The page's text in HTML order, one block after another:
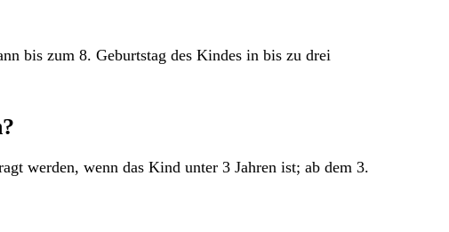
bis zum 8. Geburtstag des Kindes in bis zu drei
werden, wenn das Kind unter 3 Jahren ist; ab dem 3.